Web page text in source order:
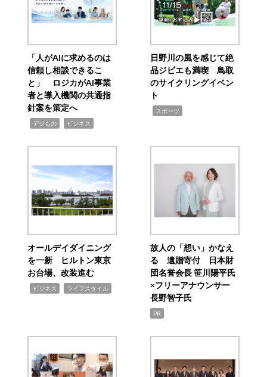
「人がAIに求めるのは
信頼し相談できるこ
と」 ロジカがAI事業
者と導入機関の共通指
針案を策定へ
デジもの ビジネス
日野川の風を感じて絶
品ジビエも満喫 鳥取
のサイクリングイベン
ト
スポーツ
オールデイダイニング
を一新 ヒルトン東京
お台場、改装進む
ビジネス ライフスタイル
故人の「想い」かなえ
る 遺贈寄付 日本財
団名誉会長 笹川陽平氏
×フリーアナウンサー
長野智子氏
PR